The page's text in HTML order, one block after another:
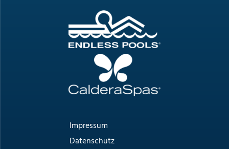
Impressum
Datenschutz